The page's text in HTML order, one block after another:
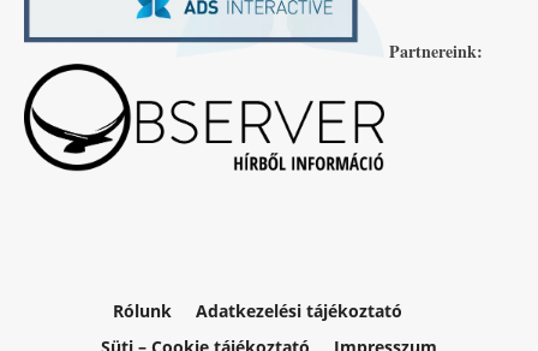
Partnereink:
Rólunk
Adatkezelési tájékoztató